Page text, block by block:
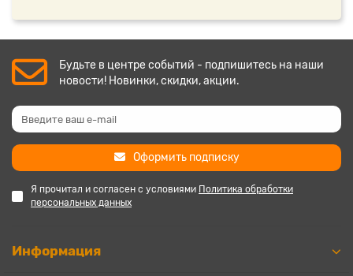
Будьте в центре событий - подпишитесь на наши
новости! Новинки, скидки, акции.
Оформить подписку
Я прочитал и согласен с условиями Политика обработки
персональных данных
Информация